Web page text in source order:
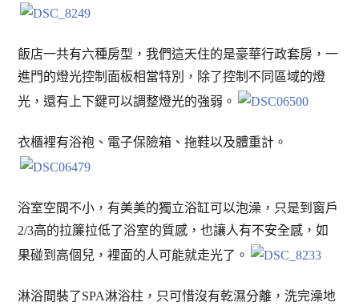
飯店一共有六種房型，我們這天住的是豪華行政套房，一
進門的燈光控制面板相當特別，除了控制不同區域的燈
光，還有上下鍵可以調整燈光的強弱。
衣櫃裡有浴袍、電子保險箱、拖鞋以及體重計。
浴室空間不小，有美美的獨立浴缸可以泡澡，只是到窗戶
2/3高的拉簾拉低了浴室的質感，也讓人有不安全感，如
果碰到高個兒，裡面的人可能就走光了。
淋浴間裝了SPA淋浴柱，只可惜沒有乾濕分離，洗完澡地